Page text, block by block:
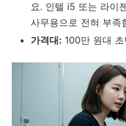
요. 인텔 i5 또는 라이
사무용으로 전혀 부족
가격대: 100만 원대